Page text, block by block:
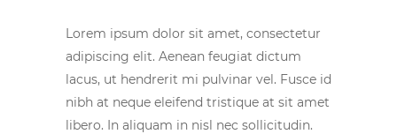
Lorem ipsum dolor sit amet, consectetur
adipiscing elit. Aenean feugiat dictum
lacus, ut hendrerit mi pulvinar vel. Fusce id
nibh at neque eleifend tristique at sit amet
libero. In aliquam in nisl nec sollicitudin.